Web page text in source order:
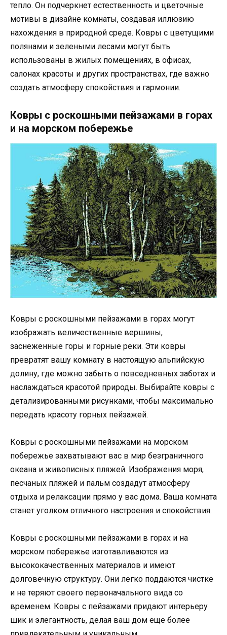
тепло. Он подчеркнет естественность и цветочные
мотивы в дизайне комнаты, создавая иллюзию
нахождения в природной среде. Ковры с цветущими
полянами и зелеными лесами могут быть
использованы в жилых помещениях, в офисах,
салонах красоты и других пространствах, где важно
создать атмосферу спокойствия и гармонии.
Ковры с роскошными пейзажами в горах
и на морском побережье
Ковры с роскошными пейзажами в горах могут
изображать величественные вершины,
заснеженные горы и горные реки. Эти ковры
превратят вашу комнату в настоящую альпийскую
долину, где можно забыть о повседневных заботах и
наслаждаться красотой природы. Выбирайте ковры с
детализированными рисунками, чтобы максимально
передать красоту горных пейзажей.
Ковры с роскошными пейзажами на морском
побережье захватывают вас в мир безграничного
океана и живописных пляжей. Изображения моря,
песчаных пляжей и пальм создадут атмосферу
отдыха и релаксации прямо у вас дома. Ваша комната
станет уголком отличного настроения и спокойствия.
Ковры с роскошными пейзажами в горах и на
морском побережье изготавливаются из
высококачественных материалов и имеют
долговечную структуру. Они легко поддаются чистке
и не теряют своего первоначального вида со
временем. Ковры с пейзажами придают интерьеру
шик и элегантность, делая ваш дом еще более